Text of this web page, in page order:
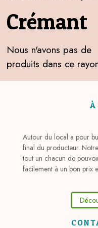
Crémant
Nous n'avons pas de
produits dans ce
À
Autour du local a pour
final du producteur.
tout un chacun de
facilement à un bon prix